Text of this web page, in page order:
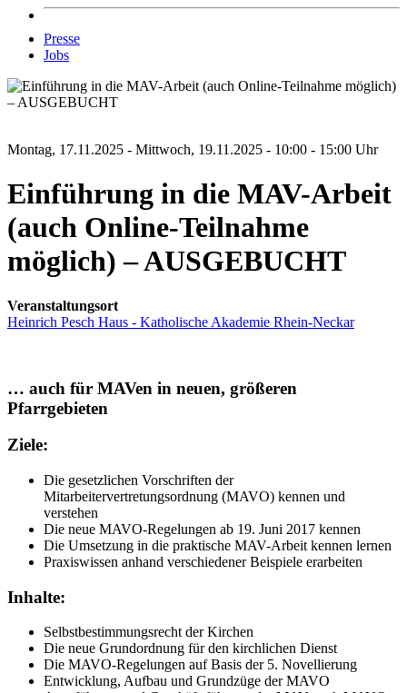
Presse
Jobs
Montag, 17.11.2025 - Mittwoch, 19.11.2025 - 10:00 - 15:00 Uhr
Einführung in die MAV-Arbeit
(auch Online-Teilnahme
möglich) – AUSGEBUCHT
Veranstaltungsort
Heinrich Pesch Haus - Katholische Akademie Rhein-Neckar
… auch für MAVen in neuen, größeren
Pfarrgebieten
Ziele:
Die gesetzlichen Vorschriften der
Mitarbeitervertretungsordnung (MAVO) kennen und
verstehen
Die neue MAVO-Regelungen ab 19. Juni 2017 kennen
Die Umsetzung in die praktische MAV-Arbeit kennen lernen
Praxiswissen anhand verschiedener Beispiele erarbeiten
Inhalte:
Selbstbestimmungsrecht der Kirchen
Die neue Grundordnung für den kirchlichen Dienst
Die MAVO-Regelungen auf Basis der 5. Novellierung
Entwicklung, Aufbau und Grundzüge der MAVO